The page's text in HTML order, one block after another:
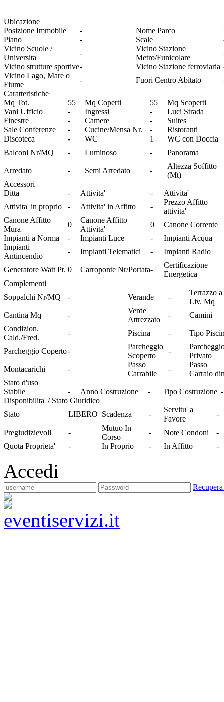
Ubicazione
Posizione Immobile
- Nome Parco
Piano
- Scale
Vicino Scuole /
Universita'
-
Vicino Stazione
Metro/Funicolare
Vicino strutture sportive- Vicino Stazione ferroviaria
Vicino Lago, Mare o
Fiume
- Fuori Centro Abitato
Caratteristiche
Mq Tot.
55 Mq Coperti 55
Mq Scoperti
Vani Ufficio
- Ingressi -
Luci Strada
Finestre
- Camere -
Suites
Sale Conferenze
- Cucine/Mensa Nr. -
Ristoranti
Discoteca
- WC 1
WC con Doccia
Balconi Nr/MQ
- Luminoso - Panorama
Arredato - Semi Arredato -
Altezza Soffitto
(Mt)
Accessori
Ditta
- Attivita' -
Attivita'
Attivita' in proprio
- Attivita' in Affitto -
Prezzo Affitto
attivita'
Canone Affitto
Mura
0
Canone Affitto
Attivita'
0
Canone Corrente
Impianti a Norma
- Impianti Luce -
Impianti Acqua
Impianti
Antincendio
- Impianti Telematici - Impianti Radio
Generatore Watt Pt. 0 Carroponte Nr/Portata-
Certificazione
Energetica
Complementi
Soppalchi Nr/MQ
- Verande -
Terrazzo a
Liv. Mq
Cantina Mq
-
Verde
Attrezzato
-
Camini
Condizion.
Cald./Fred.
- Piscina - Tipo
Parcheggio Coperto-
Parcheggio
Scoperto
-
Privato
Montacarichi
-
Passo
Carrabile
-
Passo
Carraio
Stato d'uso
Stabile
- Anno Costruzione - Tipo Costruzione -
Disponibilita' / Stato Giuridico
Stato
LIBERO Scadenza -
Servitu' a
Favore
-
Pregiudizievoli -
Mutuo In
Corso
- Note Condoni
-
Quota Proprieta'
- In Proprio - In Affitto -
Accedi